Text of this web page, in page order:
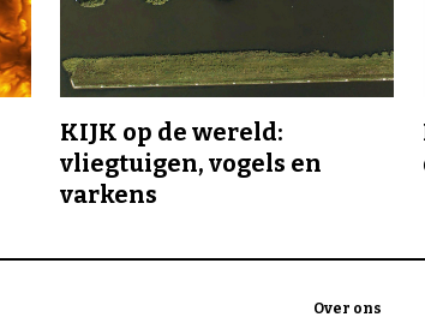
KIJK op de wereld:
vliegtuigen, vogels en
varkens
Over ons